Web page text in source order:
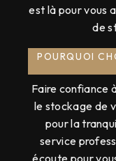
est là pour vous
de
POURQUOI
Faire confiance
le stockage de
pour la
service
écoute pour